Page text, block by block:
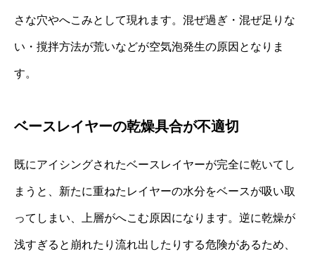
さな穴やへこみとして現れます。混ぜ過ぎ・混ぜ足りな
い・撹拌方法が荒いなどが空気泡発生の原因となりま
す。
ベースレイヤーの乾燥具合が不適切
既にアイシングされたベースレイヤーが完全に乾いてし
まうと、新たに重ねたレイヤーの水分をベースが吸い取
ってしまい、上層がへこむ原因になります。逆に乾燥が
浅すぎると崩れたり流れ出したりする危険があるため、